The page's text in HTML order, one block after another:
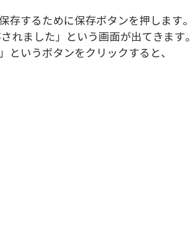
存するために保存ボタンを押します。
れました」という画面が出てきます。
というボタンをクリックすると、